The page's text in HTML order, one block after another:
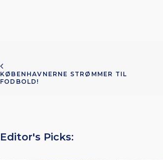
KØBENHAVNERNE STRØMMER TIL
FODBOLD!
Editor's Picks: